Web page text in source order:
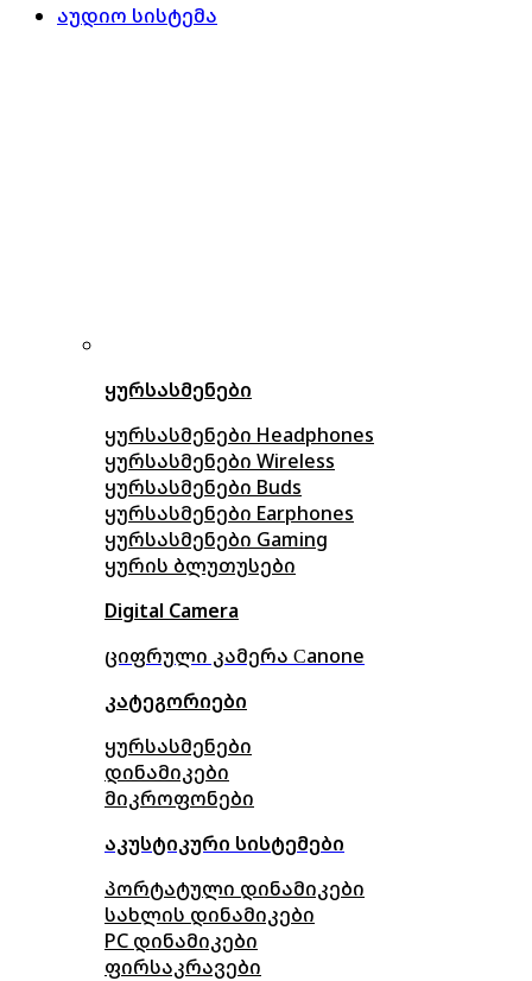
აუდიო სისტემა
ყურსასმენები
ყურსასმენები Headphones
ყურსასმენები Wireless
ყურსასმენები Buds
ყურსასმენები Earphones
ყურსასმენები Gaming
ყურის ბლუთუსები
Digital Camera
ციფრული კამერა Сanone
კატეგორიები
ყურსასმენები
დინამიკები
მიკროფონები
აკუსტიკური სისტემები
პორტატული დინამიკები
სახლის დინამიკები
PC დინამიკები
ფირსაკრავები